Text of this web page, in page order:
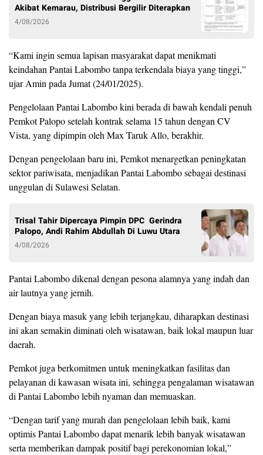
Akibat Kemarau, Distribusi Bergilir Diterapkan
4/08/2026
“Kami ingin semua lapisan masyarakat dapat menikmati
keindahan Pantai Labombo tanpa terkendala biaya yang tinggi,”
ujar Amin pada Jumat (24/01/2025).
Pengelolaan Pantai Labombo kini berada di bawah kendali penuh
Pemkot Palopo setelah kontrak selama 15 tahun dengan CV
Vista, yang dipimpin oleh Max Taruk Allo, berakhir.
Dengan pengelolaan baru ini, Pemkot menargetkan peningkatan
sektor pariwisata, menjadikan Pantai Labombo sebagai destinasi
unggulan di Sulawesi Selatan.
Trisal Tahir Dipercaya Pimpin DPC Gerindra
Palopo, Andi Rahim Abdullah Di Luwu Utara
4/08/2026
Pantai Labombo dikenal dengan pesona alamnya yang indah dan
air lautnya yang jernih.
Dengan biaya masuk yang lebih terjangkau, diharapkan destinasi
ini akan semakin diminati oleh wisatawan, baik lokal maupun luar
daerah.
Pemkot juga berkomitmen untuk meningkatkan fasilitas dan
pelayanan di kawasan wisata ini, sehingga pengalaman wisatawan
di Pantai Labombo lebih nyaman dan memuaskan.
“Dengan tarif yang murah dan pengelolaan lebih baik, kami
optimis Pantai Labombo dapat menarik lebih banyak wisatawan
serta memberikan dampak positif bagi perekonomian lokal,”